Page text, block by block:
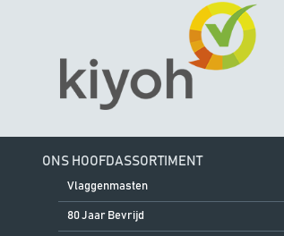
ONS HOOFDASSORTIMENT
Vlaggenmasten
80 Jaar Bevrijd